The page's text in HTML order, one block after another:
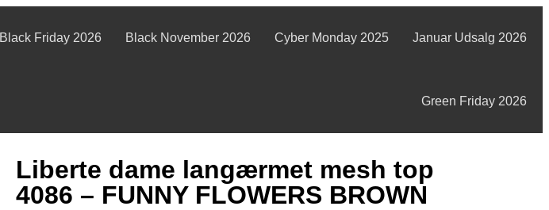
Black Friday 2026 Black November 2026 Cyber Monday 2025 Januar Udsalg 2026
Green Friday 2026
Liberte dame langærmet mesh top
4086 – FUNNY FLOWERS BROWN